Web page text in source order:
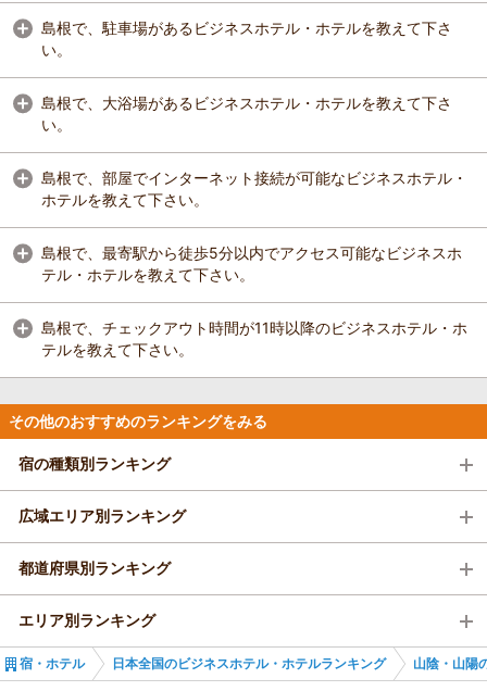
島根で、駐車場があるビジネスホテル・ホテルを教えて下さ
い。
島根で、大浴場があるビジネスホテル・ホテルを教えて下さ
い。
島根で、部屋でインターネット接続が可能なビジネスホテル・
ホテルを教えて下さい。
島根で、最寄駅から徒歩5分以内でアクセス可能なビジネスホ
テル・ホテルを教えて下さい。
島根で、チェックアウト時間が11時以降のビジネスホテル・ホ
テルを教えて下さい。
その他のおすすめのランキングをみる
宿の種類別ランキング
広域エリア別ランキング
都道府県別ランキング
エリア別ランキング
宿・ホテル 日本全国のビジネスホテル・ホテルランキング 山陰・山陽